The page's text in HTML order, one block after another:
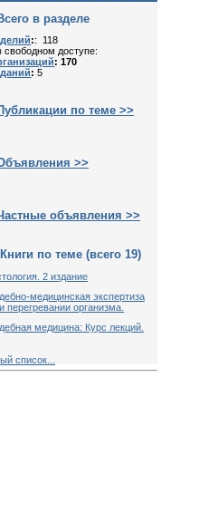
в разделе
:: 118
свободном доступе:
: 170
: 5
по теме >>
>>
объявления >>
Книги по теме (всего 19)
2 издание
медицинская экспертиза
перегревании организма.
медицина: Курс лекций.
список...